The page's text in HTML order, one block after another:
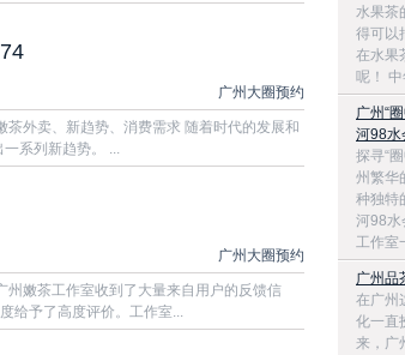
广州大圈预约
外卖、新趋势、消费需求 随着时代的发展和
系列新趋势。 ...
广州大圈预约
嫩茶工作室收到了大量来自用户的反馈信
给予了高度评价。工作室...
水果茶
得可以
在水果
呢！
广州“
河98水
探寻“
州繁华
种独特
河98水
工作室
广州品
在广州
化一直
来，广